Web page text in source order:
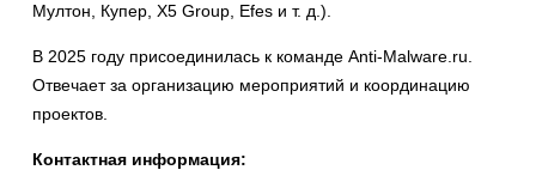
Мултон, Купер, X5 Group, Efes и т. д.).
В 2025 году присоединилась к команде Anti-Malware.ru.
Отвечает за организацию мероприятий и координацию
проектов.
Контактная информация: